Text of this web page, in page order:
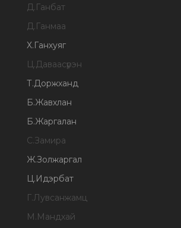
Д.Ганбат
Д.Ганмаа
Х.Ганхуяг
Ц.Даваасүрэн
Т.Доржханд
Б.Жавхлан
Б.Жаргалан
С.Замира
Ж.Золжаргал
Ц.Идэрбат
Г.Лувсанжамц
М.Мандхай